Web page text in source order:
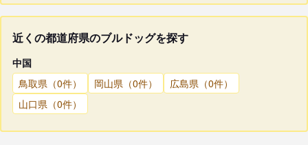
近くの都道府県のブルドッグを探す
中国
鳥取県（0件）
岡山県（0件）
広島県（0件）
山口県（0件）